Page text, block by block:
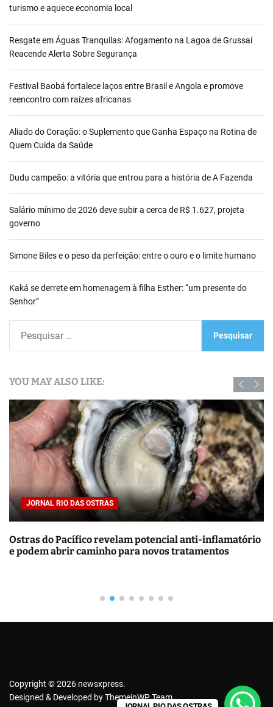
turismo e aquece economia local
Resgate em Águas Tranquilas: Afogamento na Lagoa de Grussaí
Reacende Alerta Sobre Segurança
Festival Baobá fortalece laços entre Brasil e Angola e promove
reencontro com raízes africanas
Aliado do Coração: o Suplemento que Ganha Espaço na Rotina de
Quem Cuida da Saúde
Dudu campeão: a vitória que entrou para a história de A Fazenda
Salário mínimo de 2026 deve subir a cerca de R$ 1.627, projeta
governo
Simone Biles e o peso da perfeição: entre o ouro e o limite humano
Kaká se derrete em homenagem à filha Esther: “um presente do
Senhor”
u
i
s
a
r
r
:
YOU MAY ALSO LIKE:
anti-inflamatório
tratamentos
JORNAL RIO DAS OSTRAS
Energia solar residencial vale a
de custos e economia
Copyright © 2026 newsxpress.
Designed & Developed byThemeinWP Team